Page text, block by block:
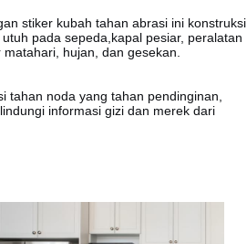
stiker kubah tahan abrasi ini konstruksi
pada sepeda,kapal pesiar, peralatan
hujan, dan gesekan.
tahan noda yang tahan pendinginan,
informasi gizi dan merek dari